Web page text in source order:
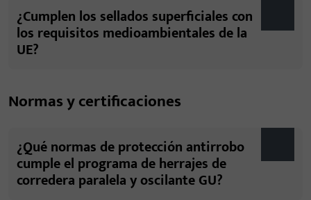
¿Cumplen los sellados superficiales con
los requisitos medioambientales de la
UE?
Normas y certificaciones
¿Qué normas de protección antirrobo
cumple el programa de herrajes de
corredera paralela y oscilante GU?